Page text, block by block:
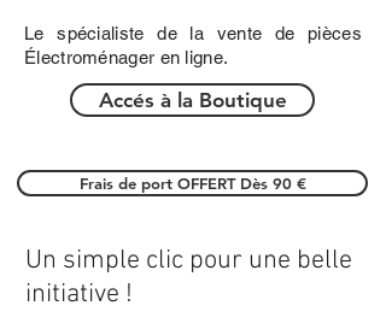
Le spécialiste de la vente de pièces
Électroménager en ligne.
Accés à la Boutique
Frais de port OFFERT Dès 90 €
Un simple clic pour une belle
initiative !